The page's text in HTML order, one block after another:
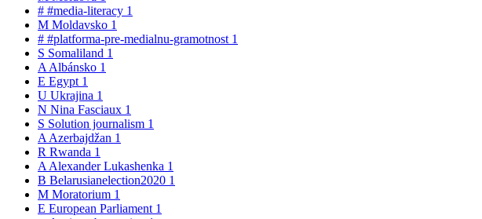
# #media-literacy 1
M Moldavsko 1
# #platforma-pre-medialnu-gramotnost 1
S Somaliland 1
A Albánsko 1
E Egypt 1
U Ukrajina 1
N Nina Fasciaux 1
S Solution journalism 1
A Azerbajdžan 1
R Rwanda 1
A Alexander Lukashenka 1
B Belarusianelection2020 1
M Moratorium 1
E European Parliament 1